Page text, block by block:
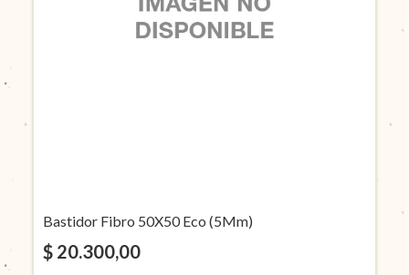
Bastidor Fibro 50X50 Eco (5Mm)
$ 20.300,00